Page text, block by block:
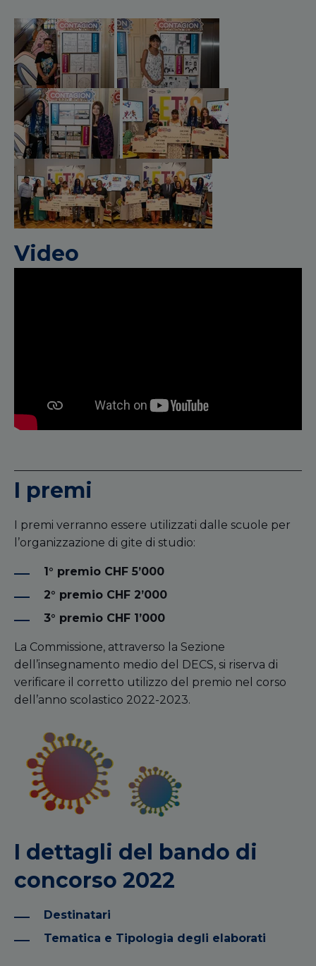
Video
I premi
I premi verranno essere utilizzati dalle scuole per
l’organizzazione di gite di studio:
1° premio CHF 5’000
2° premio CHF 2’000
3° premio CHF 1’000
La Commissione, attraverso la Sezione
dell’insegnamento medio del DECS, si riserva di
verificare il corretto utilizzo del premio nel corso
dell’anno scolastico 2022-2023.
I dettagli del bando di
concorso 2022
Destinatari
Tematica e Tipologia degli elaborati